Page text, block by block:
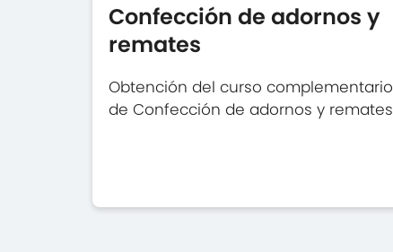
Confección de adornos y
remates
Obtención del curso complementario
de Confección de adornos y remates